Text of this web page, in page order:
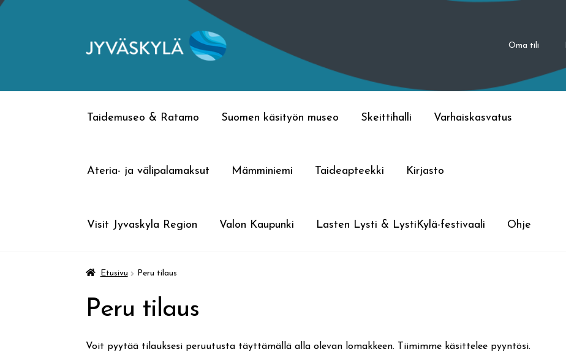
Siirry
Siirry
Oma tili
Taidemuseo & Ratamo Suomen käsityön museo Skeittihalli Varhaiskasvatus
Ateria- ja välipalamaksut Mämminiemi Taideapteekki Kirjasto
Visit Jyvaskyla Region Valon Kaupunki Lasten Lysti & LystiKylä-festivaali Ohje
Etusivu Peru tilaus
Peru tilaus
Voit pyytää tilauksesi peruutusta täyttämällä alla olevan lomakkeen. Tiimimme käsittelee pyyntösi.